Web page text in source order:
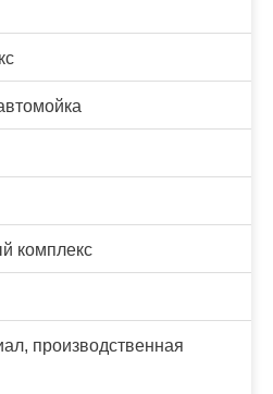
комплекс
производственная